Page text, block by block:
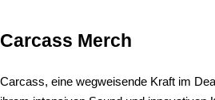
Carcass Merch
Carcass, eine wegweisende Kraft im